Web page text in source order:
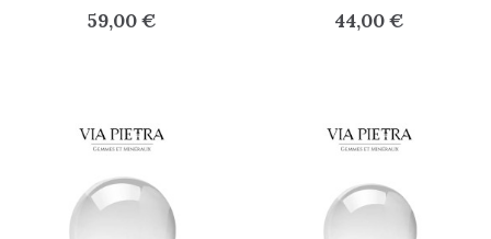
59,00 € 44,00 €